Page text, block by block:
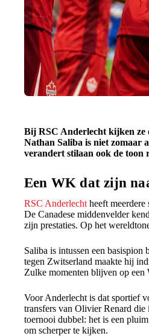
Bij RSC Anderlecht kijken ze
Nathan Saliba is niet zomaar
verandert stilaan ook de toon
Een WK dat zijn
RSC Anderlecht heeft
De Canadese middenvelder
zijn prestaties. Op het
Saliba is intussen een basispion
tegen Zwitserland maakte hij
Zulke momenten blijven op een
Voor Anderlecht is dat sportief
transfers van Olivier Renard
toernooi dubbel: het is een
om scherper te kijken.